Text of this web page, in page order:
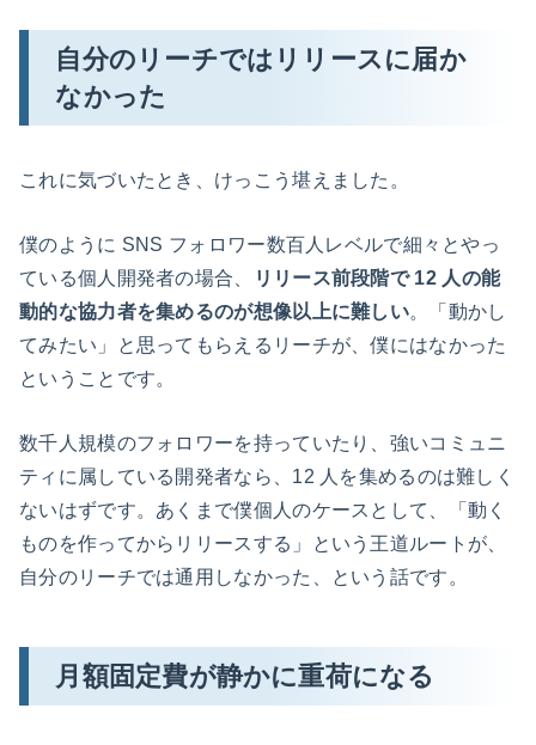
自分のリーチではリリースに届か
なかった
これに気づいたとき、けっこう堪えました。
僕のように SNS フォロワー数百人レベルで細々とやっ
ている個人開発者の場合、
リリース前段階で 12 人の能
動的な協力者を集めるのが想像以上に難しい。「動かし
てみたい」と思ってもらえるリーチが、僕にはなかった
ということです。
数千人規模のフォロワーを持っていたり、強いコミュニ
ティに属している開発者なら、12 人を集めるのは難しく
ないはずです。あくまで僕個人のケースとして、「動く
ものを作ってからリリースする」という王道ルートが、
自分のリーチでは通用しなかった、という話です。
月額固定費が静かに重荷になる